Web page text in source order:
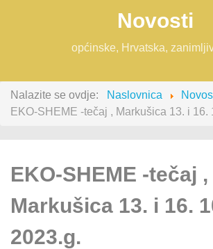
Novosti
općinske, Hrvatska,
Nalazite se ovdje: Naslovnica
EKO-SHEME -tečaj , Markušica 13. i 16.
EKO-SHEME -tečaj ,
Markušica 13. i 16.
2023.g.